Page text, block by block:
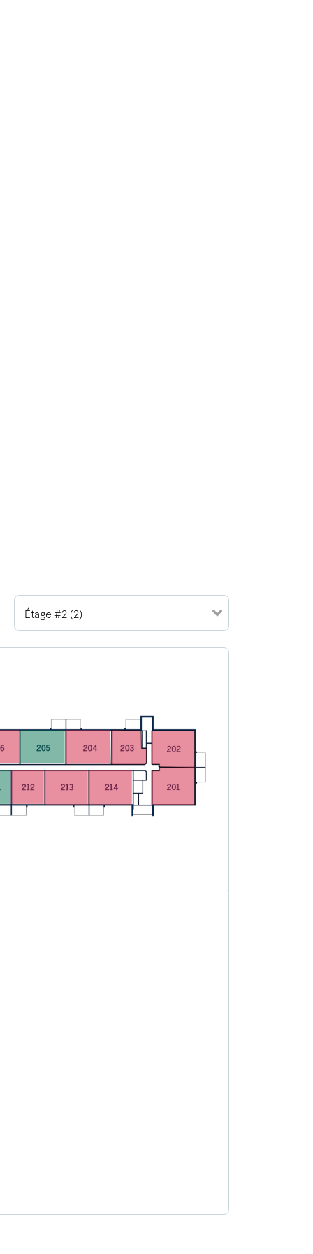
Étage #2 (2)